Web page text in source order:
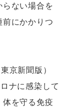
ない場合を
にかかりつ
新聞版）
ナに感染して
を守る免疫